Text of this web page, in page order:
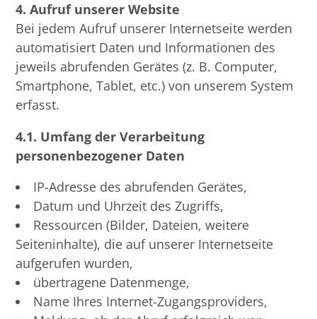
4. Aufruf unserer Website
Bei jedem Aufruf unserer Internetseite werden
automatisiert Daten und Informationen des
jeweils abrufenden Gerätes (z. B. Computer,
Smartphone, Tablet, etc.) von unserem System
erfasst.
4.1. Umfang der Verarbeitung
personenbezogener Daten
IP-Adresse des abrufenden Gerätes,
Datum und Uhrzeit des Zugriffs,
Ressourcen (Bilder, Dateien, weitere
Seiteninhalte), die auf unserer Internetseite
aufgerufen wurden,
übertragene Datenmenge,
Name Ihres Internet-Zugangsproviders,